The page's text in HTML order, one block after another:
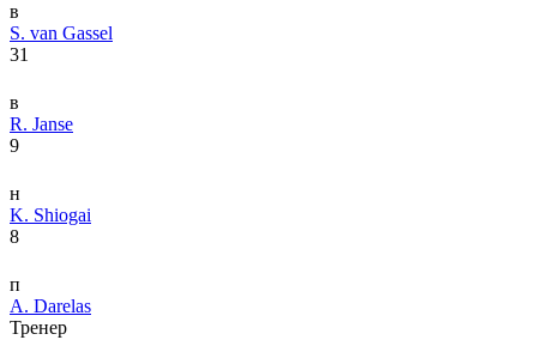
в
S. van Gassel
31
в
R. Janse
9
н
K. Shiogai
8
п
A. Darelas
Тренер